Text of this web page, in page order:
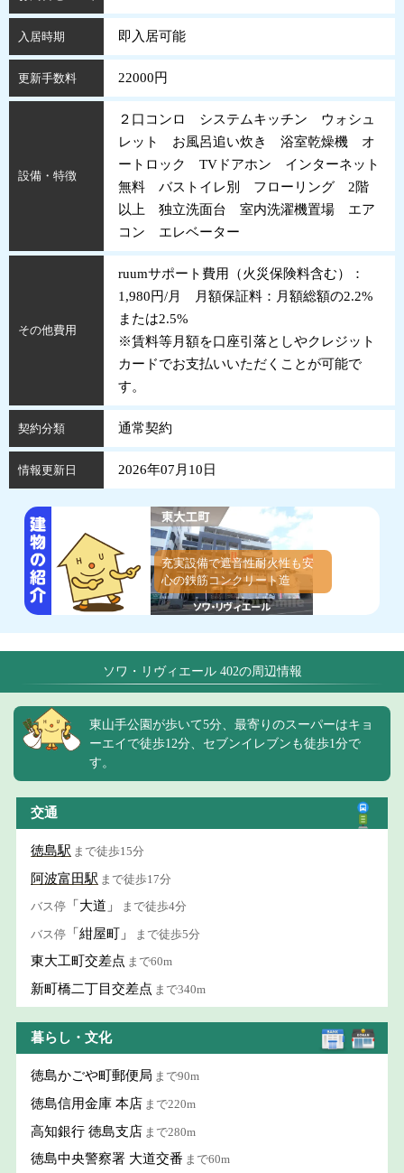
入居時期 即入居可能
更新手数料 22000円
設備・特徴
２口コンロ システムキッチン ウォシュ
レット お風呂追い炊き 浴室乾燥機 オ
ートロック TVドアホン インターネット
無料 バストイレ別 フローリング 2階
以上 独立洗面台 室内洗濯機置場 エア
コン エレベーター
その他費用
ruumサポート費用（火災保険料含む）：
1,980円/月 月額保証料：月額総額の2.2%
または2.5%
※賃料等月額を口座引落としやクレジット
カードでお支払いいただくことが可能で
す。
契約分類 通常契約
情報更新日 2026年07月10日
充実設備で遮音性耐火性も安
心の鉄筋コンクリート造
ソワ・リヴィエール 402の周辺情報
東山手公園が歩いて5分、最寄りのスーパーはキョ
ーエイで徒歩12分、セブンイレブンも徒歩1分で
す。
交通
徳島駅 まで徒歩15分
阿波富田駅 まで徒歩17分
バス停 「大道」 まで徒歩4分
バス停 「紺屋町」 まで徒歩5分
東大工町交差点 まで60m
新町橋二丁目交差点 まで340m
暮らし・文化
徳島かごや町郵便局 まで90m
徳島信用金庫 本店 まで220m
高知銀行 徳島支店 まで280m
徳島中央警察署 大道交番 まで60m